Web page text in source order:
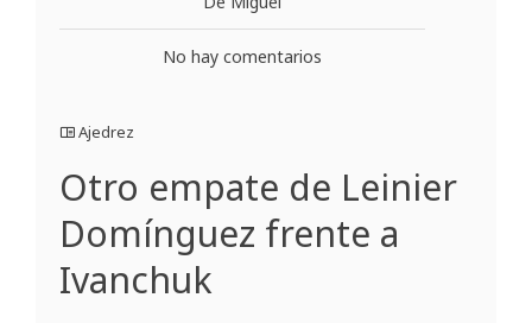
No hay comentarios
Ajedrez
Otro empate de Leinier
Domínguez frente a
Ivanchuk